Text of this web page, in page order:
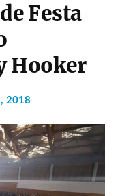
Festa
Hooker
2018